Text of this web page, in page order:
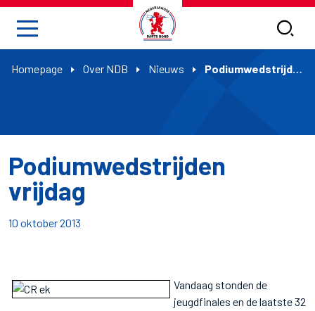
Homepage Over NDB Nieuws Podiumwedstrijden vrijdag
Podiumwedstrijden
vrijdag
10 oktober 2013
Vandaag stonden de
jeugdfinales en de laatste 32